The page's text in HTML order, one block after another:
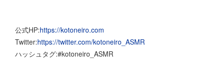
公式HP:https://kotoneiro.com
Twitter:https://twitter.com/kotoneiro_ASMR
ハッシュタグ:#kotoneiro_ASMR